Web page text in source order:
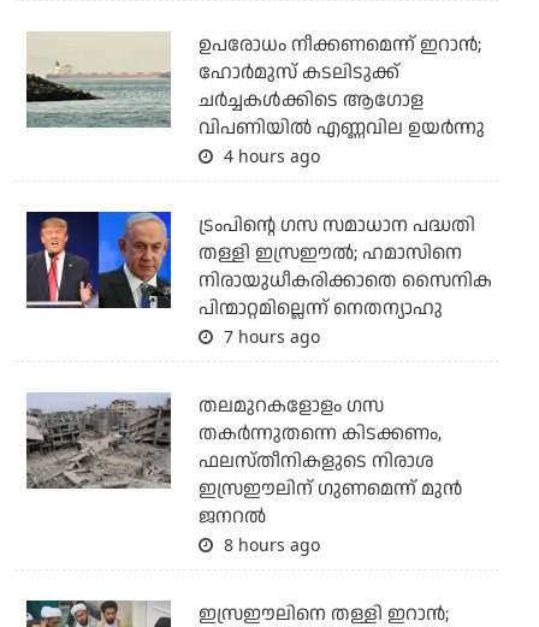
ഉപരോധം നീക്കണമെന്ന് ഇറാന്‍;
ഹോര്‍മുസ് കടലിടുക്ക്
ചര്‍ച്ചകള്‍ക്കിടെ ആഗോള
വിപണിയില്‍ എണ്ണവില ഉയര്‍ന്നു
4 hours ago
ട്രംപിന്റെ ഗസ സമാധാന പദ്ധതി
തള്ളി ഇസ്രഈല്‍; ഹമാസിനെ
നിരായുധീകരിക്കാതെ സൈനിക
പിന്മാറ്റമില്ലെന്ന് നെതന്യാഹു
7 hours ago
തലമുറകളോളം ഗസ
തകര്‍ന്നുതന്നെ കിടക്കണം,
ഫലസ്തീനികളുടെ നിരാശ
ഇസ്രഈലിന് ഗുണമെന്ന് മുന്‍
ജനറല്‍
8 hours ago
ഇസ്രഈലിനെ തള്ളി ഇറാന്‍;